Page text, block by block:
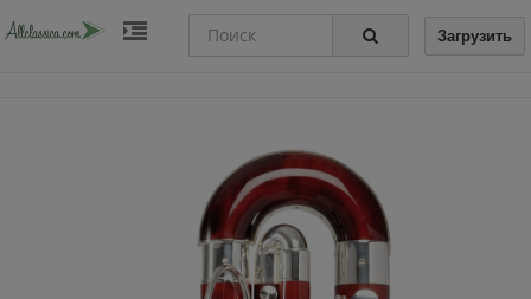
Загрузить